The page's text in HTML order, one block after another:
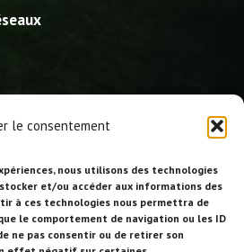
le consentement
nous utilisons des technologies
et/ou accéder aux informations des
à ces technologies nous permettra de
le comportement de navigation ou les ID
ne pas consentir ou de retirer son
BDE
loisirs et jeunesse